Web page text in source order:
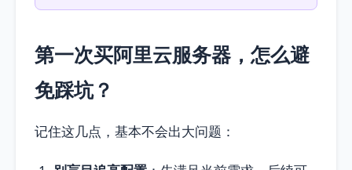
第一次买阿里云服务器，怎么避
免踩坑？
记住这几点，基本不会出大问题：